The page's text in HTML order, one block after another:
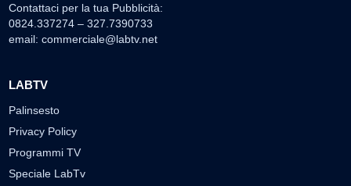
Contattaci per la tua Pubblicità:
0824.337274 – 327.7390733
email: commerciale@labtv.net
LABTV
Palinsesto
Privacy Policy
Programmi TV
Speciale LabTv